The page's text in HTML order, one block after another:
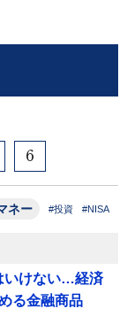
6
ネー #投資 #NISA
いけない…経済
る金融商品